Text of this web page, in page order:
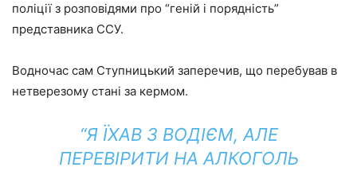
поліції з розповідями про “геній і порядність”
представника ССУ.
Водночас сам Ступницький заперечив, що перебував в
нетверезому стані за кермом.
“Я ЇХАВ З ВОДІЄМ, АЛЕ
ПЕРЕВІРИТИ НА АЛКОГОЛЬ